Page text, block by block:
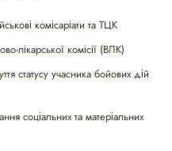
комісаріати та ТЦК
лікарської комісії (ВЛК)
статусу учасника бойових дій
соціальних та матеріальних